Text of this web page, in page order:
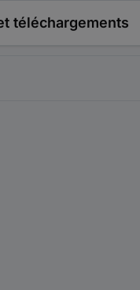
téléchargements